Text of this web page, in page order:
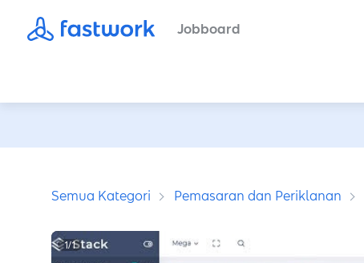
Jobboard
Semua Kategori Pemasaran dan Periklanan
1/1